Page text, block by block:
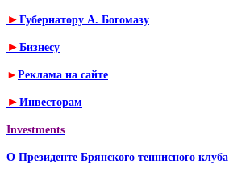
► Губернатору А. Богомазу
► Бизнесу
► Реклама на сайте
► Инвесторам
Investments
О Президенте Брянского теннисного клуба